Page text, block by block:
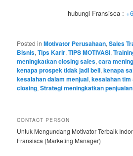
hubungi Fransisca :
Posted in Motivator Perusahaan,Sales
Bisnis,Tips Karir,TIPS MOTIVASI,
meningkatkan closing sales,cara
kenapa prospek tidak jadi beli,kenapa
kesalahan dalam menjual,kesalahan tim
closing,Strategi meningkatkan penjualan
CONTACT PERSON
Untuk Mengundang Motivator Terbaik
Fransisca (Marketing Manager)